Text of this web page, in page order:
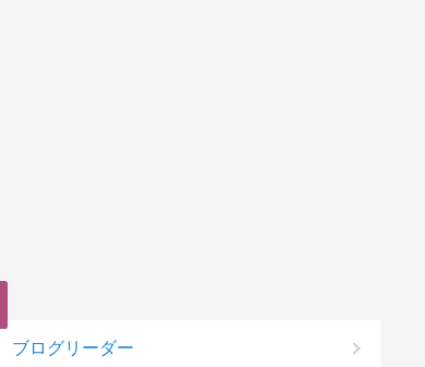
ブログリーダー